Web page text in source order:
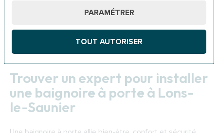
PARAMÉTRER
TOUT AUTORISER
Adresse de l’Anah à Lons-le-Saunier : 4 rue du Curé-Marion
Téléphone : 03 84 86 80 16
Trouver un expert pour installer
une baignoire à porte à Lons-
le-Saunier